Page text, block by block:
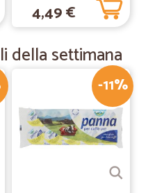
4,49 €
della settimana
-11%